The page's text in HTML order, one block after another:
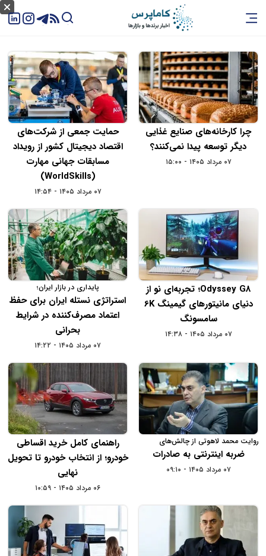
چرا کارخانه‌های صنایع غذایی
دیگر توسعه پیدا نمی‌کنند؟
۰۷ مرداد ۱۴۰۵ - ۱۵:۰۰
حمایت جمعی از شرکت‌های
اقتصاد دیجیتال کشور از رویداد
مسابقات جهانی مهارت
(WorldSkills)
۰۷ مرداد ۱۴۰۵ - ۱۴:۵۴
Odyssey G8؛ تجربه‌ای نو از
دنیای مانیتورهای گیمینگ 6K
سامسونگ
۰۷ مرداد ۱۴۰۵ - ۱۴:۳۸
پایداری در بازار ایران؛
استراتژی نستله ایران برای حفظ
اعتماد مصرف‌کننده در شرایط
بحرانی
۰۷ مرداد ۱۴۰۵ - ۱۴:۲۲
روایت محمد لاهوتی از چالش‌های
صادرات در سال 1404
ضربه اینترنتی به صادرات
۰۷ مرداد ۱۴۰۵ - ۰۹:۱۰
راهنمای کامل خرید اقساطی
خودرو؛ از انتخاب خودرو تا تحویل
نهایی
۰۶ مرداد ۱۴۰۵ - ۱۰:۵۹